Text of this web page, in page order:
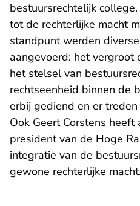
bestuursrechtelijk
tot de rechterlijke macht
standpunt werden
aangevoerd: het vergroot
het stelsel van
rechtseenheid binnen de
erbij gediend en er
Ook Geert Corstens
president van de Hoge
integratie van de
gewone rechterlijke macht.